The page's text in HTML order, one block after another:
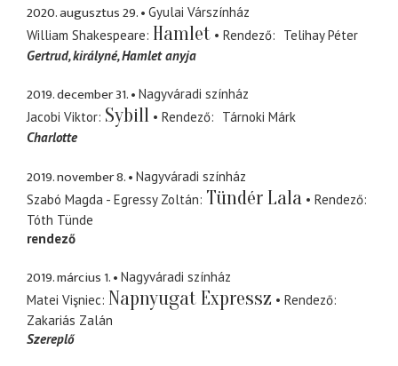
2020. augusztus 29.
Gyulai Várszínház
William Shakespeare Hamlet Rendező
Telihay Péter
Gertrud királyné, Hamlet anyja
2019. december 31.
Nagyváradi színház
Jacobi Viktor Sybill Rendező
Tárnoki Márk
Charlotte
2019. november 8.
Nagyváradi színház
Szabó Magda - Egressy Zoltán Tündér Lala
Rendező
Tóth Tünde
rendező
2019. március 1.
Nagyváradi színház
Matei Vişniec Napnyugat Expressz
Rendező
Zakariás Zalán
Szereplő